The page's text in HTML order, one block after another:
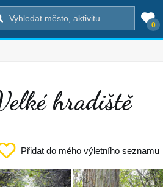
0
hradiště
Přidat do mého výletního seznamu